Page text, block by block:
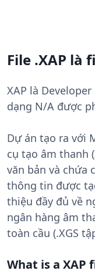
File .XAP là
XAP là
dạng N/A được
Dự án tạo ra với
cụ tạo âm thanh
văn bản và chứa
thông tin được
thiệu đầy đủ về
ngân hàng âm
toàn cầu (.XGS
What is a XAP